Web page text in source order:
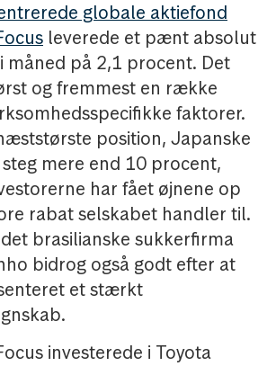
globale aktiefond
leverede et pænt absolut
måned på 2,1 procent. Det
og fremmest en række
faktorer.
position, Japanske
mere end 10 procent,
har fået øjnene op
rabat selskabet handler til.
brasilianske sukkerfirma
bidrog også godt efter at
et stærkt
investerede i Toyota